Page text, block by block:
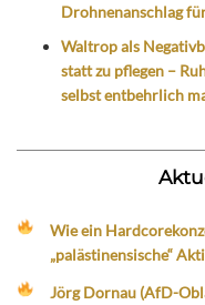
Drohnenanschlag
Waltrop als
statt zu pflegen –
selbst entbehrlich
Wie ein
„palästinensische“
Jörg Dornau (AfD-